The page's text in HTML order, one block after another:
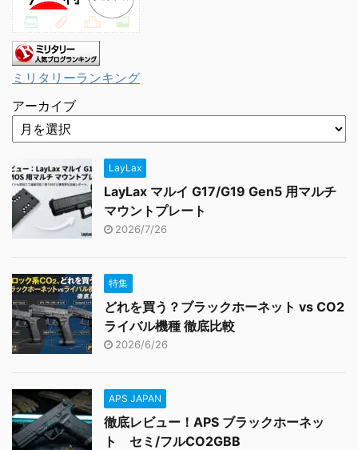
ミリタリーランキング
アーカイブ
LayLax
LayLax マルイ G17/G19 Gen5 用マルチ
マウントプレート
2026/7/26
特集
どれを買う？ブラックホーネット vs CO2
ライバル機種 徹底比較
2026/6/26
APS JAPAN
徹底レビュー！APS ブラックホーネッ
ト セミ/フルCO2GBB